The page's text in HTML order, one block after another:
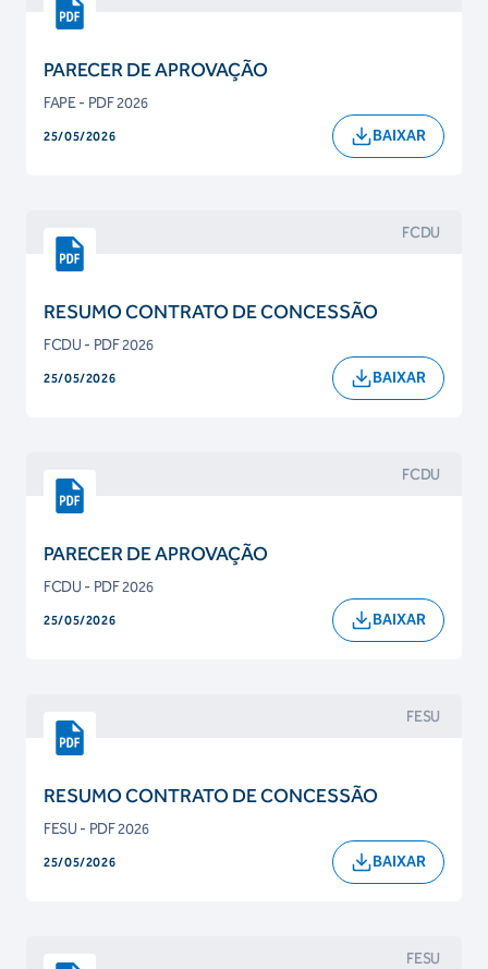
PARECER DE APROVAÇÃO
FAPE - PDF 2026
25/05/2026 BAIXAR
FCDU
RESUMO CONTRATO DE CONCESSÃO
FCDU - PDF 2026
25/05/2026 BAIXAR
FCDU
PARECER DE APROVAÇÃO
FCDU - PDF 2026
25/05/2026 BAIXAR
FESU
RESUMO CONTRATO DE CONCESSÃO
FESU - PDF 2026
25/05/2026 BAIXAR
FESU